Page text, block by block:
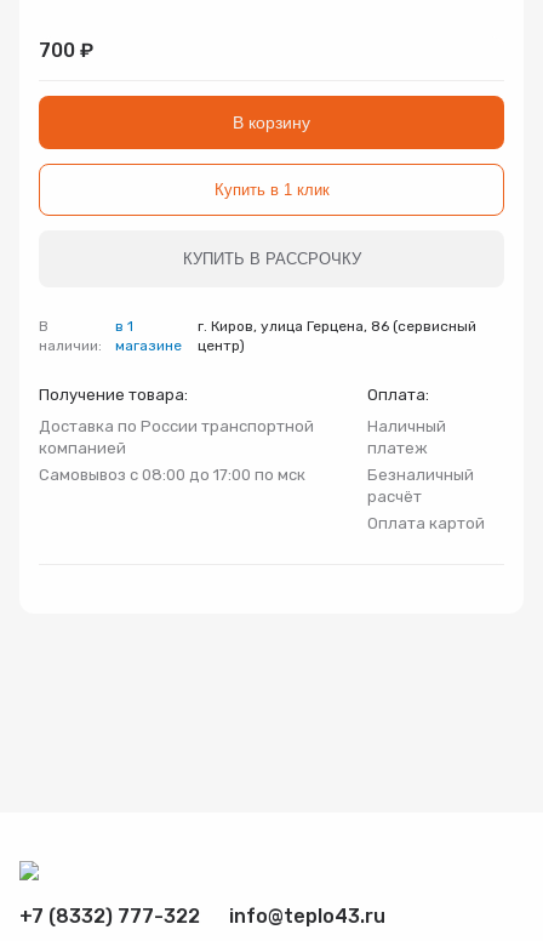
Запчасти
Инсталляции
Крепеж
700 ₽
В корзину
Купить в 1 клик
КУПИТЬ В РАССРОЧКУ
В
наличии:
в 1
магазине
г. Киров, улица Герцена, 86 (сервисный
центр)
Получение товара:
Доставка по России транспортной
компанией
Самовывоз с 08:00 до 17:00 по мск
Оплата:
Наличный
платеж
Безналичный
расчёт
Оплата картой
+7 (8332) 777-322 info@teplo43.ru
соглашение и Политику конфиденциальности.
Товар
Нажимая «Купить», вы принимаете
пользовательское соглашениеиполитику
конфиденциальности
Товар
Нажимая «Заказать», вы принимаете
пользовательское соглашениеиполитику
конфиденциальности
Товар
Нажимая «Оформить», вы принимаете
пользовательское соглашениеиполитику
конфиденциальности